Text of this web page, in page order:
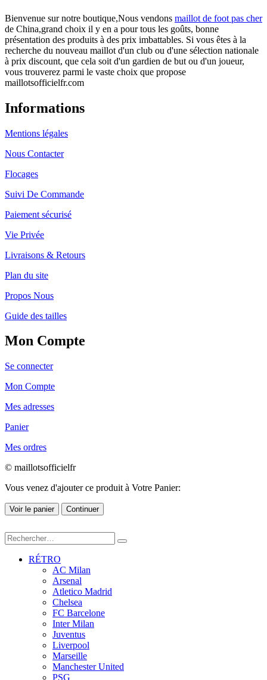
Bienvenue sur notre boutique,Nous vendons maillot de foot pas cher
de China,grand choix il y en a pour tous les goûts, bonne
présentation des produits à des prix imbattables. Si vous êtes à la
recherche du nouveau maillot d'un club ou d'une sélection nationale
à prix discount, que cela soit d'un gardien de but ou d'un joueur,
vous trouverez parmi le vaste choix que propose
maillotsofficielfr.com
Informations
Mentions légales
Nous Contacter
Flocages
Suivi De Commande
Paiement sécurisé
Vie Privée
Livraisons & Retours
Plan du site
Propos Nous
Guide des tailles
Mon Compte
Se connecter
Mon Compte
Mes adresses
Panier
Mes ordres
© maillotsofficielfr
Vous venez d'ajouter ce produit à Votre Panier:
Voir le panier Continuer
RÉTRO
AC Milan
Arsenal
Atletico Madrid
Chelsea
FC Barcelone
Inter Milan
Juventus
Liverpool
Marseille
Manchester United
PSG